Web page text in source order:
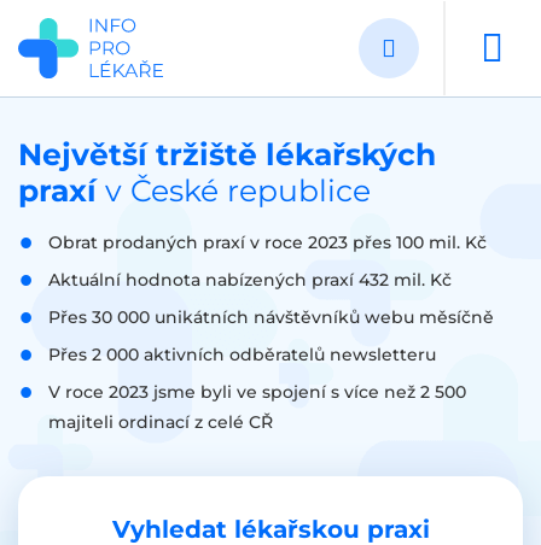
Přejít
hlavnímu
obsahu
Největší tržiště lékařských
praxív České republice
Obrat prodaných praxí v roce 2023 přes 100 mil. Kč
Aktuální hodnota nabízených praxí 432 mil. Kč
Přes 30 000 unikátních návštěvníků webu měsíčně
Přes 2 000 aktivních odběratelů newsletteru
V roce 2023 jsme byli ve spojení s více než 2 500
majiteli ordinací z celé CŘ
Vyhledat lékařskou praxi